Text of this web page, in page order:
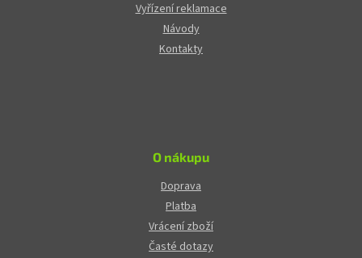
Vyřízení reklamace
Návody
Kontakty
O nákupu
Doprava
Platba
Vrácení zboží
Časté dotazy